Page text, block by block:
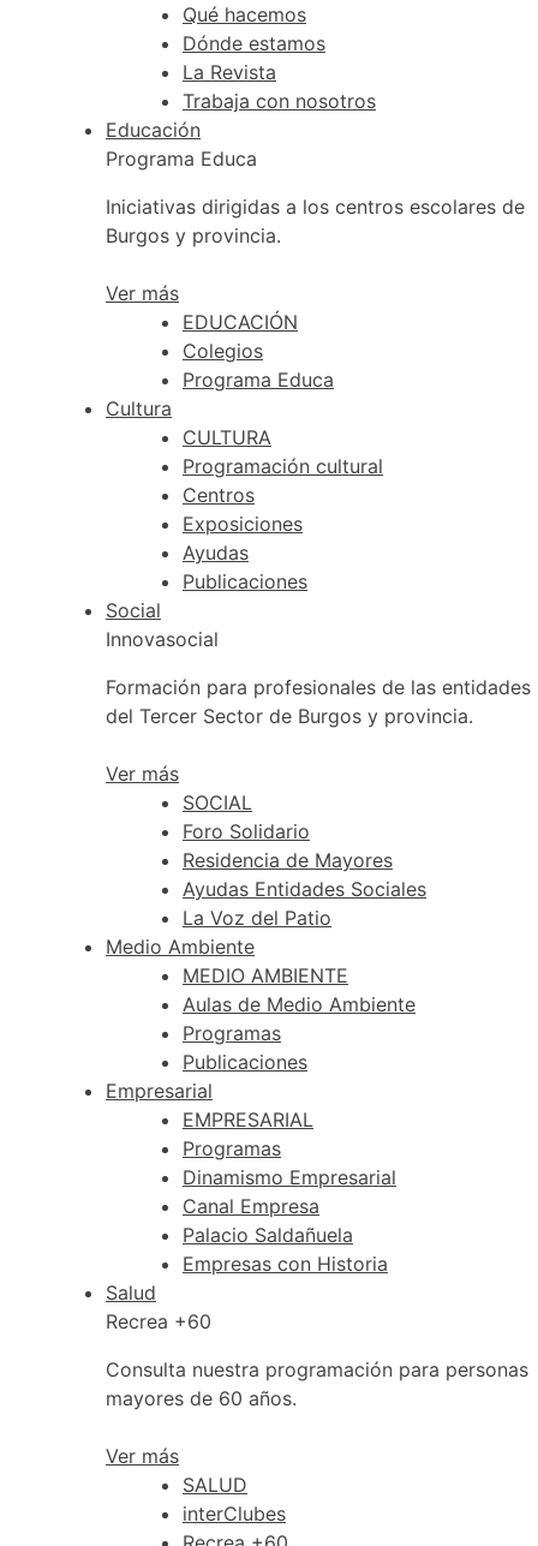
Qué hacemos
Dónde estamos
La Revista
Trabaja con nosotros
Educación
Programa Educa
Iniciativas dirigidas a los centros escolares de
Burgos y provincia.
Ver más
EDUCACIÓN
Colegios
Programa Educa
Cultura
CULTURA
Programación cultural
Centros
Exposiciones
Ayudas
Publicaciones
Social
Innovasocial
Formación para profesionales de las entidades
del Tercer Sector de Burgos y provincia.
Ver más
SOCIAL
Foro Solidario
Residencia de Mayores
Ayudas Entidades Sociales
La Voz del Patio
Medio Ambiente
MEDIO AMBIENTE
Aulas de Medio Ambiente
Programas
Publicaciones
Empresarial
EMPRESARIAL
Programas
Dinamismo Empresarial
Canal Empresa
Palacio Saldañuela
Empresas con Historia
Salud
Recrea +60
Consulta nuestra programación para personas
mayores de 60 años.
Ver más
SALUD
interClubes